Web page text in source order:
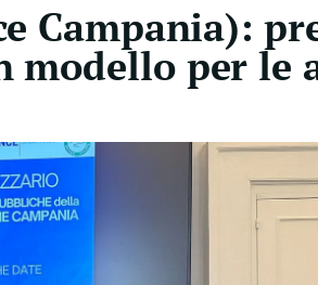
Campania):
modello per le